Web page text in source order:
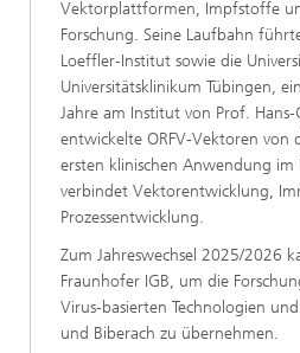
Vektorplattformen, Impfstoffe
Forschung. Seine Laufbahn
Loeffler-Institut sowie die
Universitätsklinikum Tübingen,
Jahre am Institut von Prof. Hans-
entwickelte ORFV-Vektoren von
ersten klinischen Anwendung im
verbindet Vektorentwicklung,
Prozessentwicklung.
Zum Jahreswechsel 2025/2026
Fraunhofer IGB, um die
Virus-basierten Technologien
und Biberach zu übernehmen.